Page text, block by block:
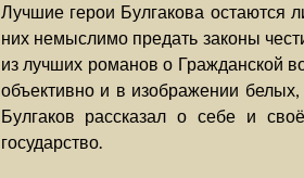
Лучшие герои Булгакова
них немыслимо предать законы
из лучших романов о Гражданской
объективно и в изображении белых,
Булгаков рассказал о себе и
государство.